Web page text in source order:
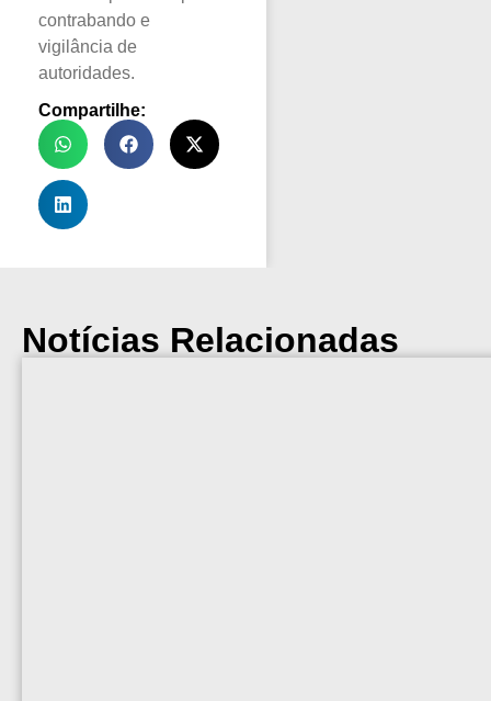
contrabando e
vigilância de
autoridades.
Compartilhe:
Notícias Relacionadas